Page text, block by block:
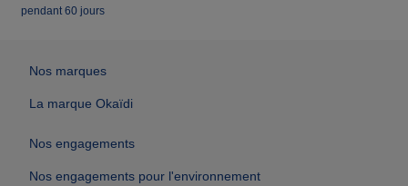
pendant 60 jours
Nos marques
La marque Okaïdi
Nos engagements
Nos engagements pour l'environnement